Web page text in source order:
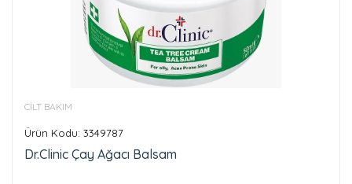
CİLT BAKIM
Ürün Kodu: 3349787
Dr.Clinic Çay Ağacı Balsam